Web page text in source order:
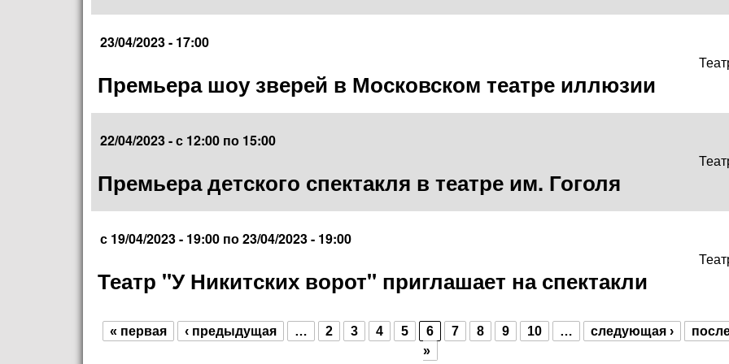
23/04/2023 - 17:00
Премьера шоу зверей в Московском театре иллюзии
22/04/2023 -с 12:00 по 15:00
Премьера детского спектакля в театре им. Гоголя
с 19/04/2023 - 19:00 по23/04/2023 - 19:00
Театр "У Никитских ворот" приглашает на спектакли
Страницы
« первая ‹ предыдущая … 2 3 4 5 6 7 8 9 10 … следующая ›
»